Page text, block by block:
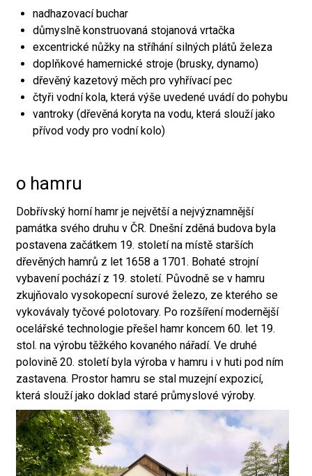
nadhazovací buchar
důmyslně konstruovaná stojanová vrtačka
excentrické nůžky na stříhání silných plátů železa
doplňkové hamernické stroje (brusky, dynamo)
dřevěný kazetový měch pro vyhřívací pec
čtyři vodní kola, která výše uvedené uvádí do pohybu
vantroky (dřevěná koryta na vodu, která slouží jako
přívod vody pro vodní kolo)
o hamru
Dobřívský horní hamr je největší a nejvýznamnější
památka svého druhu v ČR. Dnešní zděná budova byla
postavena začátkem 19. století na místě starších
dřevěných hamrů z let 1658 a 1701. Bohaté strojní
vybavení pochází z 19. století. Původně se v hamru
zkujňovalo vysokopecní surové železo, ze kterého se
vykovávaly tyčové polotovary. Po rozšíření modernější
ocelářské technologie přešel hamr koncem 60. let 19.
stol. na výrobu těžkého kovaného nářadí. Ve druhé
polovině 20. století byla výroba v hamru i v huti pod ním
zastavena. Prostor hamru se stal muzejní expozicí,
která slouží jako doklad staré průmyslové výroby.